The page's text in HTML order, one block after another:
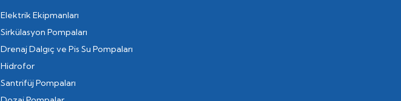
Elektrik Ekipmanları
Sirkülasyon Pompaları
Drenaj Dalgıç ve Pis Su Pompaları
Hidrofor
Santrifüj Pompaları